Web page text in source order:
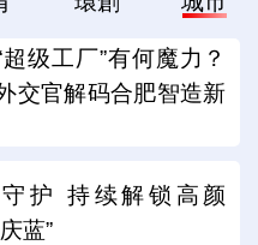
级工厂”有何魔力？
交官解码合肥智造新
护 持续解锁高颜
蓝”